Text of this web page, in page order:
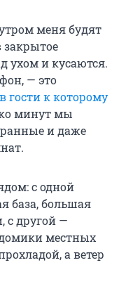
меня будят
закрытое
и кусаются.
— это
в гости к которому
минут мы
и даже
с одной
база, большая
с другой —
местных
а ветер